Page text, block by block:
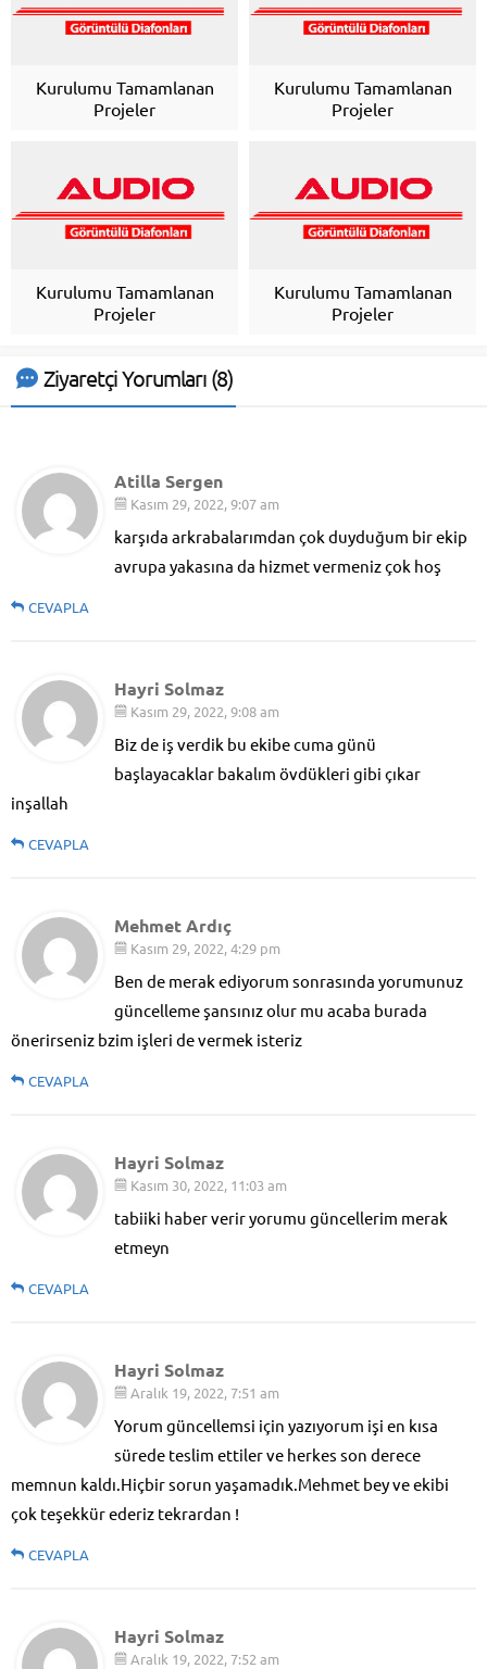
Kurulumu Tamamlanan
Projeler
Kurulumu Tamamlanan
Projeler
Kurulumu Tamamlanan
Projeler
Kurulumu Tamamlanan
Projeler
Ziyaretçi Yorumları (8)
Atilla Sergen
Kasım 29, 2022, 9:07 am
karşıda arkrabalarımdan çok duyduğum bir ekip
avrupa yakasına da hizmet vermeniz çok hoş
CEVAPLA
Hayri Solmaz
Kasım 29, 2022, 9:08 am
Biz de iş verdik bu ekibe cuma günü
başlayacaklar bakalım övdükleri gibi çıkar
inşallah
CEVAPLA
Mehmet Ardıç
Kasım 29, 2022, 4:29 pm
Ben de merak ediyorum sonrasında yorumunuz
güncelleme şansınız olur mu acaba burada
önerirseniz bzim işleri de vermek isteriz
CEVAPLA
Hayri Solmaz
Kasım 30, 2022, 11:03 am
tabiiki haber verir yorumu güncellerim merak
etmeyn
CEVAPLA
Hayri Solmaz
Aralık 19, 2022, 7:51 am
Yorum güncellemsi için yazıyorum işi en kısa
sürede teslim ettiler ve herkes son derece
memnun kaldı.Hiçbir sorun yaşamadık.Mehmet bey ve ekibi
çok teşekkür ederiz tekrardan !
CEVAPLA
Hayri Solmaz
Aralık 19, 2022, 7:52 am